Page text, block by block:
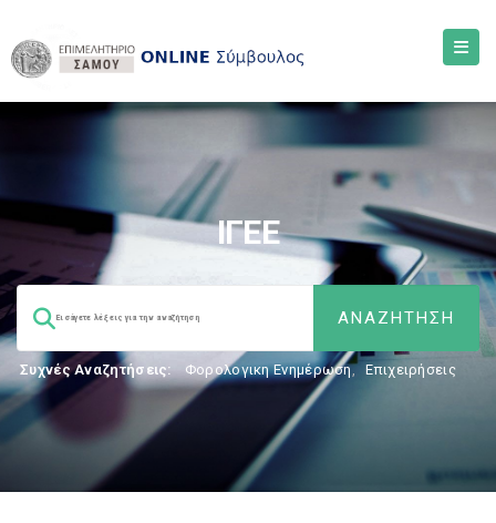
ΙΓΕΕ
Συχνές Αναζητήσεις: Φορολογικη Ενημέρωση, Επιχειρήσεις